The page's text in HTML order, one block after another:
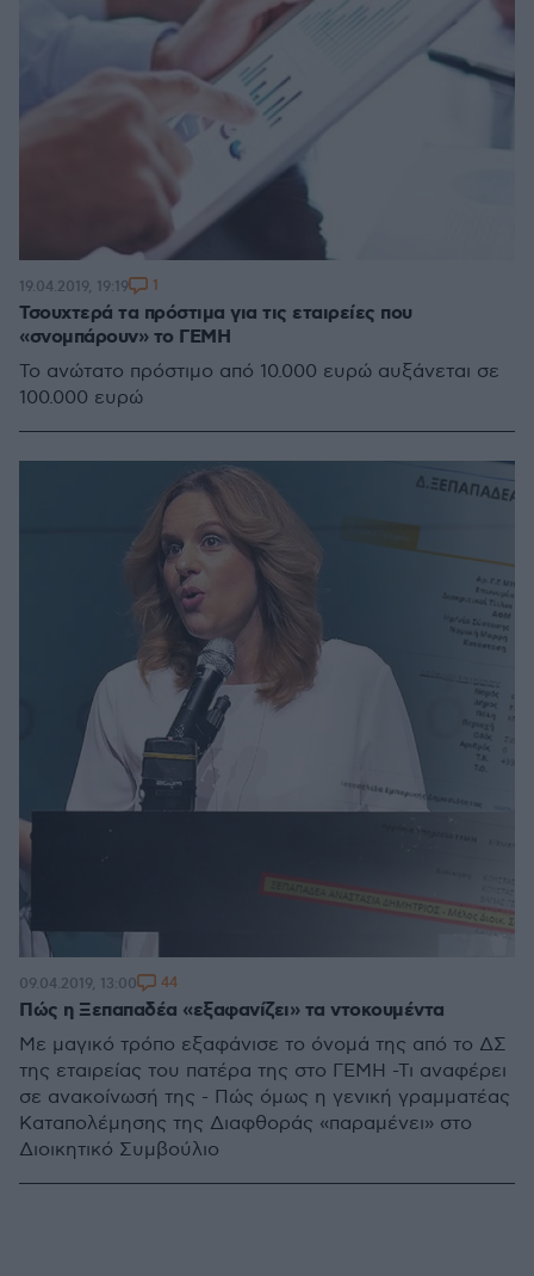
Τσουχτερά τα πρόστιμα για τις εταιρείες που
«σνομπάρουν» το ΓΕΜΗ
Το ανώτατο πρόστιμο από 10.000 ευρώ αυξάνεται σε
100.000 ευρώ
19.04.2019, 19:19 1
Πώς η Ξεπαπαδέα «εξαφανίζει» τα ντοκουμέντα
Με μαγικό τρόπο εξαφάνισε το όνομά της από το ΔΣ
της εταιρείας του πατέρα της στο ΓΕΜΗ -Τι αναφέρει
σε ανακοίνωσή της - Πώς όμως η γενική γραμματέας
Καταπολέμησης της Διαφθοράς «παραμένει» στο
Διοικητικό Συμβούλιο
09.04.2019, 13:00 44